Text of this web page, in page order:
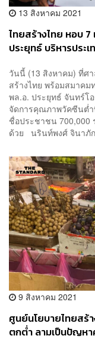
13 สิงหาคม 2021
ไทยสร้างไทย หอบ
ประยุทธ์ บริหารประ
วันนี้ (13 สิงหาคม) ที่ศ
สร้างไทย พร้อมสมาคม
พล.อ. ประยุทธ์ จันทร์โ
จัดการคุณภาพวัคซีนต่
ชื่อประชาชน
ด้วย นรินท์พงศ์ จินาภั
9 สิงหาคม 2021
ศูนย์นโยบายไทยสร้
ตกต่ำ ลามเป็นปัญหา